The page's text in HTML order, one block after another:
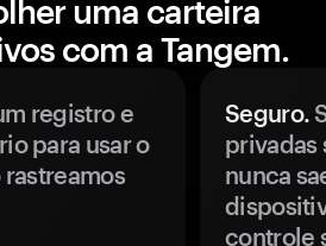
uma carteira
com a Tangem.
registro e
para usar o
Seguro.
privadas
nunca
controle